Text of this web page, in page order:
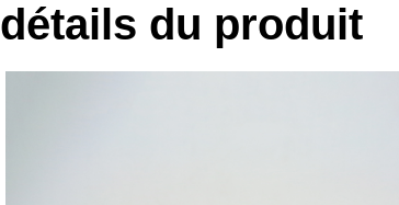
détails du produit